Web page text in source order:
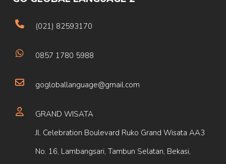
(021) 82593170
0857 1780 5988
gogloballanguage@gmail.com
GRAND WISATA
Jl. Celebration Boulevard Ruko Grand Wisata AA3
No. 16, Lambangsari, Tambun Selatan, Bekasi,